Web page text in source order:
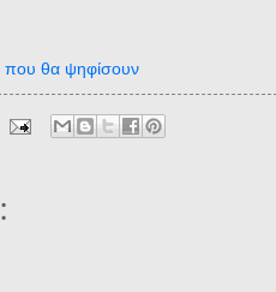
που θα ψηφίσουν